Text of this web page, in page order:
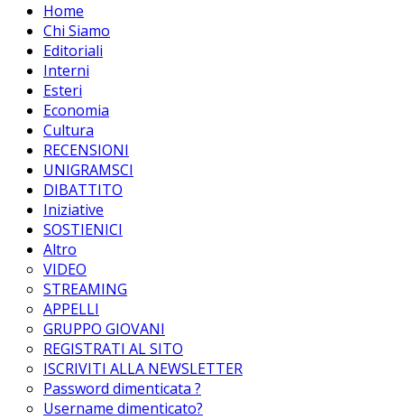
Home
Chi Siamo
Editoriali
Interni
Esteri
Economia
Cultura
RECENSIONI
UNIGRAMSCI
DIBATTITO
Iniziative
SOSTIENICI
Altro
VIDEO
STREAMING
APPELLI
GRUPPO GIOVANI
REGISTRATI AL SITO
ISCRIVITI ALLA NEWSLETTER
Password dimenticata ?
Username dimenticato?